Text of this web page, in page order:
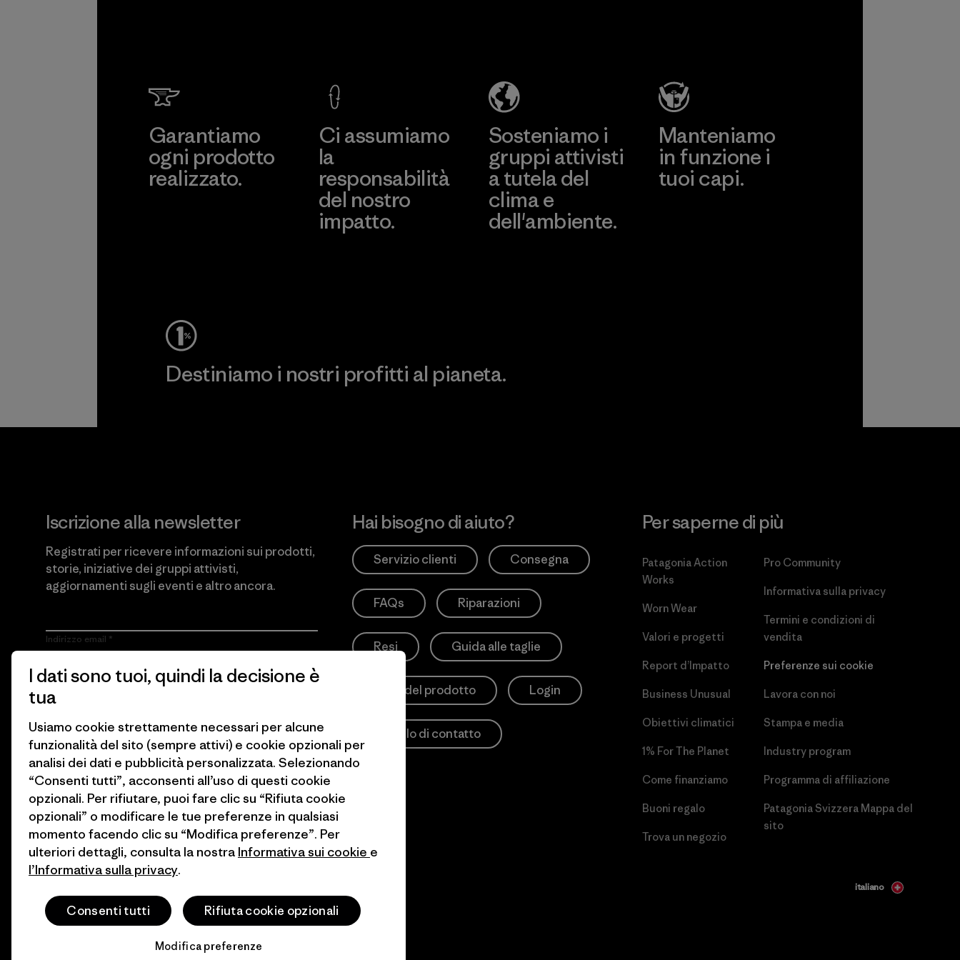
Scopri di più
Chau Duc
Garantiamo
ogni prodotto
realizzato.
Ci assumiamo
la
responsabilità
del nostro
impatto.
Sosteniamo i
gruppi attivisti
a tutela del
clima e
dell'ambiente.
Manteniamo
in funzione i
tuoi capi.
Destiniamo i nostri profitti al pianeta.
Iscrizione alla newsletter
Registrati per ricevere informazioni sui prodotti,
storie, iniziative dei gruppi attivisti,
aggiornamenti sugli eventi e altro ancora.
Indirizzo email
Cliccando sul pulsante Iscriviti, accetto che Patagonia utilizzi il
mio indirizzo e-mail e mi invii e-mail con informazioni sui
prodotti, storie, iniziative dei gruppi attivisti, aggiornamenti sugli
di Patagonia.
Iscriviti
Hai bisogno di aiuto?
Servizio clienti Consegna
FAQs Riparazioni
Resi Guida alle taglie
Cura del prodotto Login
Modulo di contatto
Per saperne di più
Patagonia Action
Works
Worn Wear
Valori e progetti
Report d’Impatto
Business Unusual
Obiettivi climatici
1% For The Planet
Come finanziamo
Buoni regalo
Trova un negozio
Pro Community
Informativa sulla privacy
Termini e condizioni di
vendita
Preferenze sui cookie
Lavora con noi
Stampa e media
Industry program
Programma di affiliazione
Patagonia Svizzera Mappa del
sito
italiano
I dati sono tuoi, quindi la decisione è
tua
Usiamo cookie strettamente necessari per alcune
funzionalità del sito (sempre attivi) e cookie opzionali per
analisi dei dati e pubblicità personalizzata. Selezionando
“Consenti tutti”, acconsenti all’uso di questi cookie
opzionali. Per rifiutare, puoi fare clic su “Rifiuta cookie
opzionali” o modificare le tue preferenze in qualsiasi
momento facendo clic su “Modifica preferenze”. Per
ulteriori dettagli, consulta la nostra Informativa sui cookie e
l’Informativa sulla privacy.
Consenti tutti Rifiuta cookie opzionali
Modifica preferenze